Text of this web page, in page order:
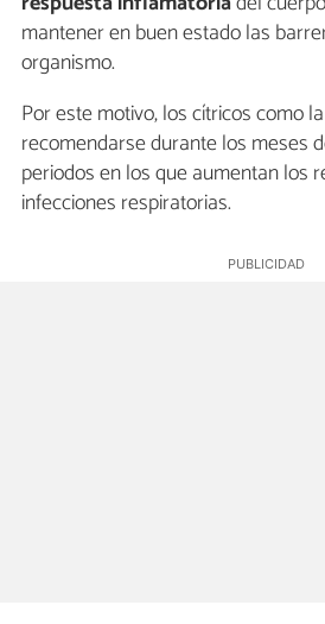
mantener en buen estado las
organismo.
Por este motivo, los cítricos como
recomendarse durante los meses
periodos en los que aumentan los
infecciones respiratorias.